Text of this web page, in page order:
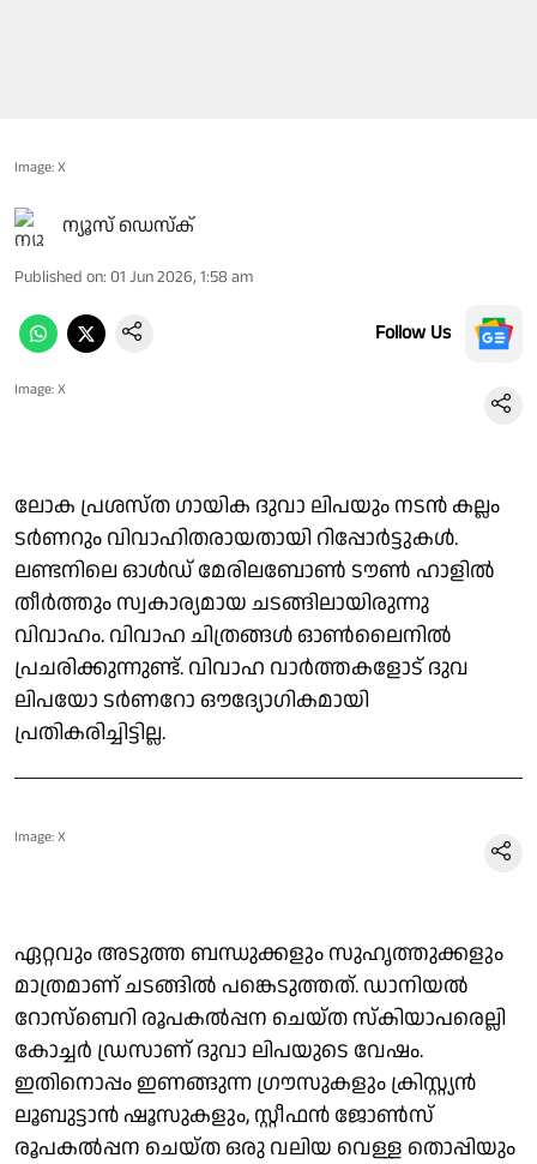
Image: X
ന്യൂസ് ഡെസ്ക്
Published on: 01 Jun 2026, 1:58 am
Follow Us
Image: X
ലോക പ്രശസ്ത ഗായിക ദുവാ ലിപയും നടന്‍ കല്ലം
ടര്‍ണറും വിവാഹിതരായതായി റിപ്പോര്‍ട്ടുകള്‍.
ലണ്ടനിലെ ഓള്‍ഡ് മേരിലബോണ്‍ ടൗണ്‍ ഹാളില്‍
തീര്‍ത്തും സ്വകാര്യമായ ചടങ്ങിലായിരുന്നു
വിവാഹം. വിവാഹ ചിത്രങ്ങള്‍ ഓണ്‍ലൈനില്‍
പ്രചരിക്കുന്നുണ്ട്. വിവാഹ വാർത്തകളോട് ദുവ
ലിപയോ ടർണറോ ഔദ്യോഗികമായി
പ്രതികരിച്ചിട്ടില്ല.
Image: X
ഏറ്റവും അടുത്ത ബന്ധുക്കളും സുഹൃത്തുക്കളും
മാത്രമാണ് ചടങ്ങില്‍ പങ്കെടുത്തത്. ഡാനിയല്‍
റോസ്‌ബെറി രൂപകല്‍പ്പന ചെയ്ത സ്‌കിയാപരെല്ലി
കോച്ചര്‍ ഡ്രസാണ് ദുവാ ലിപയുടെ വേഷം.
ഇതിനൊപ്പം ഇണങ്ങുന്ന ഗ്രൗസുകളും ക്രിസ്റ്റ്യന്‍
ലൂബുട്ടാന്‍ ഷൂസുകളും, സ്റ്റീഫന്‍ ജോണ്‍സ്
രൂപകല്‍പ്പന ചെയ്ത ഒരു വലിയ വെള്ള തൊപ്പിയും